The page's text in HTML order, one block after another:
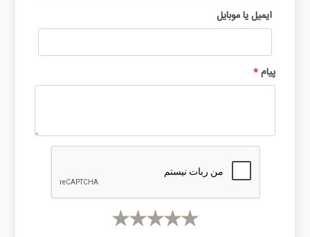
ایمیل یا موبایل
پیام*